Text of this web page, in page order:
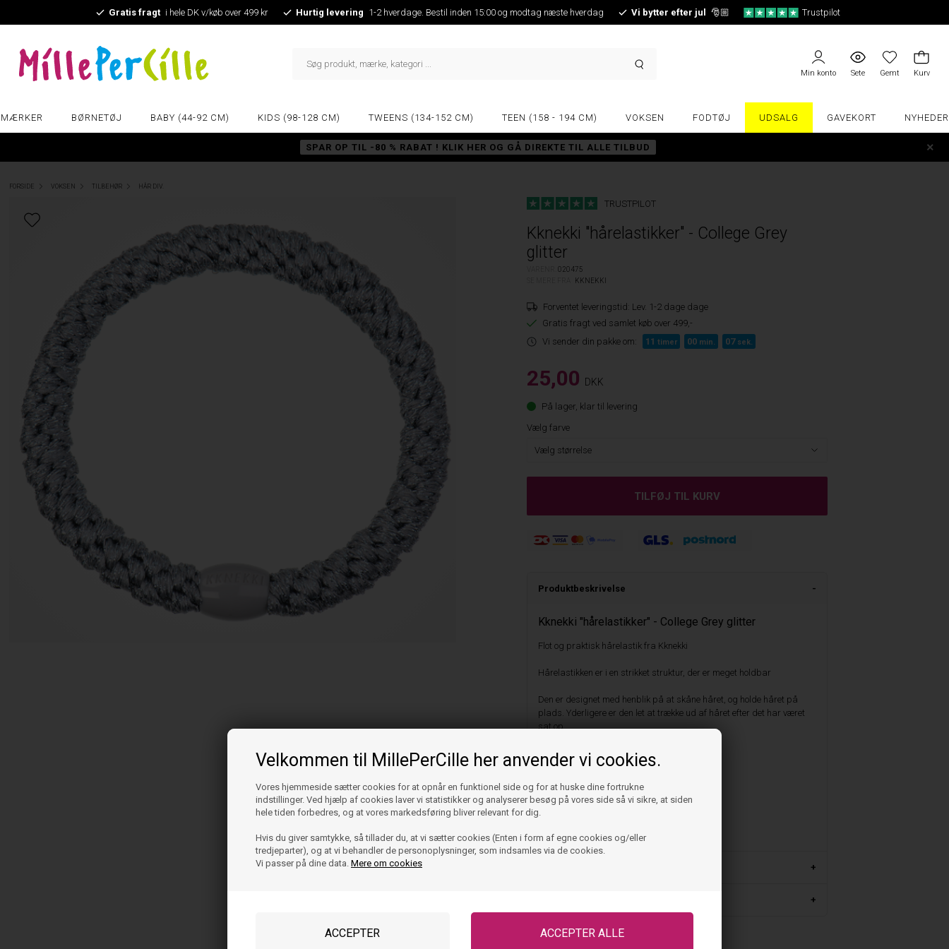
Velkommen til MillePerCille her anvender vi cookies.
Vores hjemmeside sætter cookies for at opnår en funktionel side og for at huske dine fortrukne
indstillinger. Ved hjælp af cookies laver vi statistikker og analyserer besøg på vores side så vi sikre, at siden
hele tiden forbedres, og at vores markedsføring bliver relevant for dig.
Hvis du giver samtykke, så tillader du, at vi sætter cookies (Enten i form af egne cookies og/eller
tredjeparter), og at vi behandler de personoplysninger, som indsamles via de cookies.
Vi passer på dine data. Mere om cookies
Gratis fragt i hele DK v/køb over 499 kr Hurtig levering 1-2 hverdage. Bestil inden 15:00 og modtag næste hverdag Vi bytter efter jul 🎅🏼 Trustpilot
Min konto Sete Gemt Kurv
MÆRKER BØRNETØJ BABY (44-92 CM) KIDS (98-128 CM) TWEENS (134-152 CM) TEEN (158 - 194 CM) VOKSEN FODTØJ UDSALG GAVEKORT NYHEDER
SPAR OP TIL -80 % RABAT ! KLIK HER OG GÅ DIREKTE TIL ALLE TILBUD
FORSIDE VOKSEN TILBEHØR HÅR DIV.
TRUSTPILOT
Kknekki "hårelastikker" - College Grey
glitter
020475
KKNEKKI
Forventet leveringstid: Lev. 1-2 dage dage
Gratis fragt ved samlet køb over 499,-
Vi sender din pakke om:
11 timer 00 min. 06 sek.
25,00 DKK
På lager, klar til levering
Vælg farve
Produktbeskrivelse
Kknekki "hårelastikker" - College Grey glitter
Flot og praktisk hårelastik fra Kknekki
Hårelastikken er i en strikket struktur, der er meget holdbar
Den er designet med henblik på at skåne håret, og holde håret på
plads. Yderligere er den let at trække ud af håret efter det har været
sat op
På midten sidder der en lille plastic samling
Farve: lys grå og glitter
Kknekki "hårelastikker" - College Grey glitter